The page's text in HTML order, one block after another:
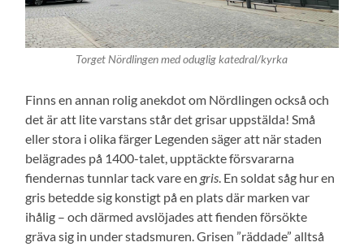
Torget Nördlingen med oduglig katedral/kyrka
Finns en annan rolig anekdot om Nördlingen också och
det är att lite varstans står det grisar uppstälda! Små
eller stora i olika färger Legenden säger att när staden
belägrades på 1400-talet, upptäckte försvararna
fiendernas tunnlar tack vare en gris. En soldat såg hur en
gris betedde sig konstigt på en plats där marken var
ihålig – och därmed avslöjades att fienden försökte
gräva sig in under stadsmuren. Grisen ”räddade” alltså